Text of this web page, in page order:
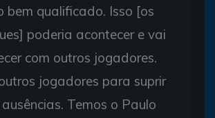
bem qualificado. Isso [os
poderia acontecer e vai
com outros jogadores.
jogadores para suprir
Temos o Paulo